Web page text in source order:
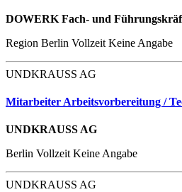
DOWERK Fach- und
Region Berlin Vollzeit Keine Angabe
UNDKRAUSS AG
Mitarbeiter Arbeitsvorbereitung /
UNDKRAUSS AG
Berlin VollzeitKeine Angabe
UNDKRAUSS AG